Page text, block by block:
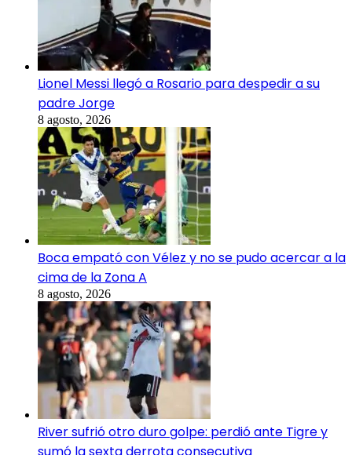
Lionel Messi llegó a Rosario para despedir a su
padre Jorge
8 agosto, 2026
Boca empató con Vélez y no se pudo acercar a la
cima de la Zona A
8 agosto, 2026
River sufrió otro duro golpe: perdió ante Tigre y
sumó la sexta derrota consecutiva